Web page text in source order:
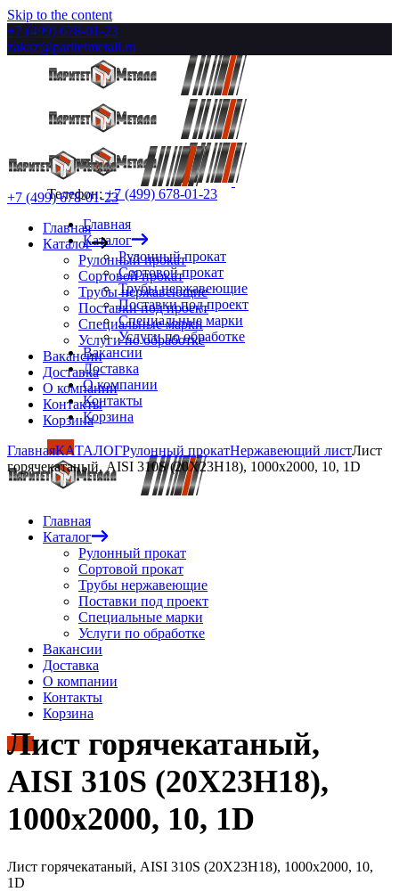
Skip to the content
+7 (499) 678-01-23
zakaz@paritetmetall.ru
Телефон:+7 (499) 678-01-23
Главная
Каталог
Рулонный прокат
Сортовой прокат
Трубы нержавеющие
Поставки под проект
Специальные марки
Услуги по обработке
Вакансии
Доставка
О компании
Контакты
Корзина
Главная
Каталог
Рулонный прокат
Сортовой прокат
Трубы нержавеющие
Поставки под проект
Специальные марки
Услуги по обработке
Вакансии
Доставка
О компании
Контакты
Корзина
+7 (499) 678-01-23
Главная
Каталог
Рулонный прокат
Сортовой прокат
Трубы нержавеющие
Поставки под проект
Специальные марки
Услуги по обработке
Вакансии
Доставка
О компании
Контакты
Корзина
ГлавнаяКАТАЛОГРулонный прокатНержавеющий листЛист
горячекатаный, AISI 310S (20Х23Н18), 1000х2000, 10, 1D
Лист горячекатаный,
AISI 310S (20Х23Н18),
1000х2000, 10, 1D
Лист горячекатаный, AISI 310S (20Х23Н18), 1000х2000, 10,
1D